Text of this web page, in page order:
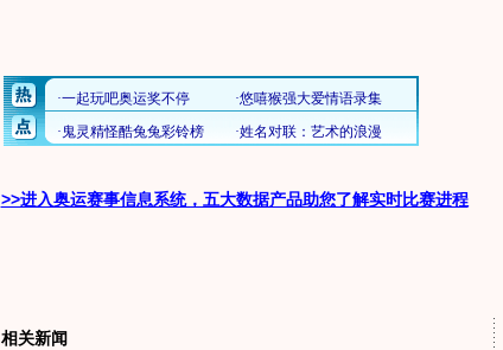
>>进入奥运赛事信息系统，五大数据产品助您了解实时比赛进程
相关新闻